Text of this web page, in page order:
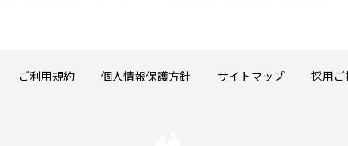
デザインおよび構造に関する著作権はWA株式会社に帰属します。介
ご利用規約 個人情報保護方針 サイトマップ 採用